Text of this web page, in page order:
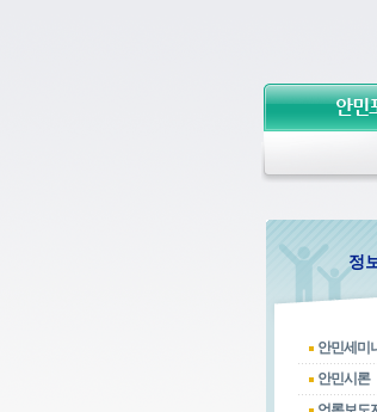
정
안민세미
안민시론